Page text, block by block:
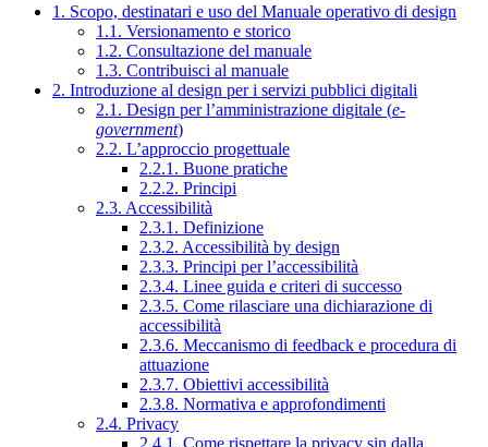
1. Scopo, destinatari e uso del Manuale operativo di design
1.1. Versionamento e storico
1.2. Consultazione del manuale
1.3. Contribuisci al manuale
2. Introduzione al design per i servizi pubblici digitali
2.1. Design per l’amministrazione digitale (e-
government)
2.2. L’approccio progettuale
2.2.1. Buone pratiche
2.2.2. Principi
2.3. Accessibilità
2.3.1. Definizione
2.3.2. Accessibilità by design
2.3.3. Principi per l’accessibilità
2.3.4. Linee guida e criteri di successo
2.3.5. Come rilasciare una dichiarazione di
accessibilità
2.3.6. Meccanismo di feedback e procedura di
attuazione
2.3.7. Obiettivi accessibilità
2.3.8. Normativa e approfondimenti
2.4. Privacy
2.4.1. Come rispettare la privacy sin dalla